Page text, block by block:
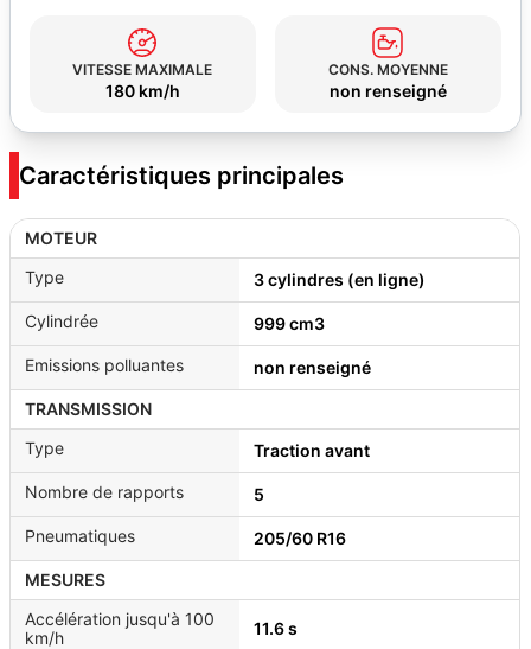
VITESSE MAXIMALE
180 km/h
CONS. MOYENNE
non renseigné
Caractéristiques principales
MOTEUR
Type
3 cylindres (en ligne)
Cylindrée 999 cm3
Emissions polluantes non renseigné
TRANSMISSION
Type
Traction avant
Nombre de rapports 5
Pneumatiques 205/60 R16
MESURES
Accélération jusqu'à 100
km/h
11.6 s